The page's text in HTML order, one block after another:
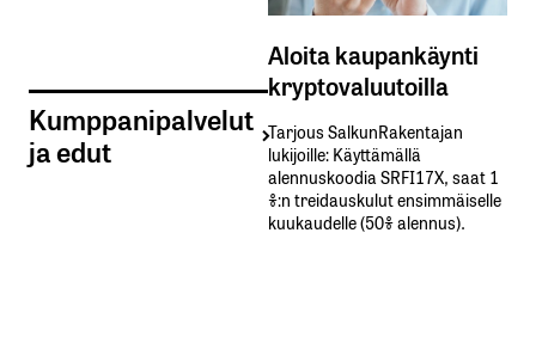
Kumppanipalvelut
ja edut
Aloita kaupankäynti
kryptovaluutoilla
Tarjous SalkunRakentajan
lukijoille: Käyttämällä​ ​
alennuskoodia​ ​SRFI17X,​ ​saat​ ​1
%:n treidauskulut​ ​ensimmäiselle​ ​
kuukaudelle​ ​(50%​ ​alennus).